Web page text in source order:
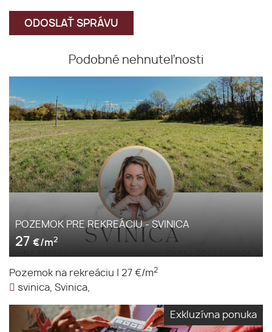
Podobné nehnuteľnosti
POZEMOK PRE REKREÁCIU - SVINICA
27 €/m2
Pozemok na rekreáciu 27 €/m2
svinica, Svinica,
Exkluzívna ponuka